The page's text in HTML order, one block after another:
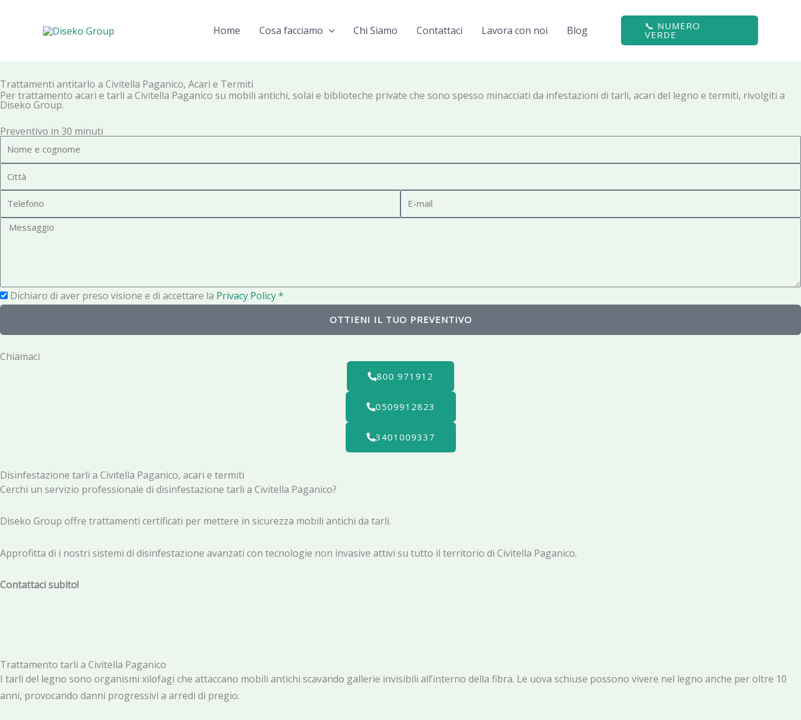
Home Cosa facciamo Chi Siamo Contattaci Lavora con noi Blog 📞 NUMERO
VERDE
Trattamenti antitarlo a Civitella Paganico, Acari e Termiti
Per trattamento acari e tarli a Civitella Paganico su mobili antichi, solai e biblioteche private che sono spesso minacciati da infestazioni di tarli, acari del legno e termiti, rivolgiti a
Diseko Group.
Preventivo in 30 minuti
o
e
i
t
e
n
-
a
g
o
P
r
a
Dichiaro di aver preso visione e di accettare la Privacy Policy *
OTTIENI IL TUO PREVENTIVO
Chiamaci
800 971912
0509912823
3401009337
Disinfestazione tarli a Civitella Paganico, acari e termiti
Cerchi un servizio professionale di disinfestazione tarli a Civitella Paganico?
Diseko Group offre trattamenti certificati per mettere in sicurezza mobili antichi da tarli.
Approfitta di i nostri sistemi di disinfestazione avanzati con tecnologie non invasive attivi su tutto il territorio di Civitella Paganico.
Contattaci subito!
Trattamento tarli a Civitella Paganico
I tarli del legno sono organismi xilofagi che attaccano mobili antichi scavando gallerie invisibili all’interno della fibra. Le uova schiuse possono vivere nel legno anche per oltre 10
anni, provocando danni progressivi a arredi di pregio.